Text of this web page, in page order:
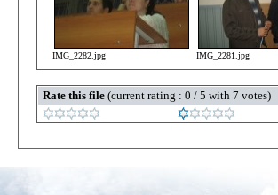
IMG_2282.jpg IMG_2281.jpg
Rate this file (current rating : 0 / 5 with 7 votes)